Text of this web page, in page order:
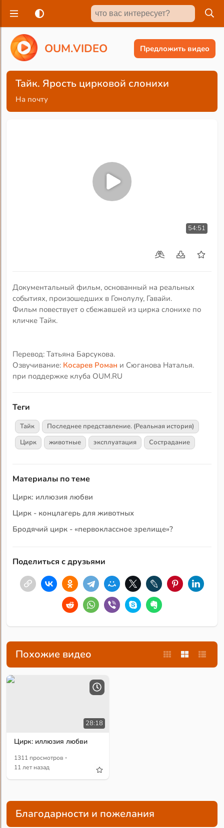
OUM.VIDEO Предложить видео
Тайк. Ярость цирковой слонихи
На почту
54:51
Документальный фильм, основанный на реальных
событиях, произошедших в Гонолулу, Гавайи.
Фильм повествует о сбежавшей из цирка слонихе по
кличке Тайк.
Перевод: Татьяна Барсукова.
Озвучивание: Косарев Роман и Сюганова Наталья.
при поддержке клуба OUM.RU
Теги
Тайк
Последнее представление. (Реальная история)
Цирк
животные эксплуатация Сострадание
Материалы по теме
Цирк: иллюзия любви
Цирк - концлагерь для животных
Бродячий цирк - «первоклассное зрелище»?
Поделиться с друзьями
Похожие видео
28:18
Цирк: иллюзия любви
1311 просмотров ·
11 лет назад
Благодарности и пожелания